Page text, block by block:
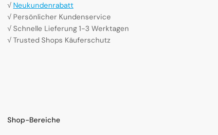
√ Neukundenrabatt
√ Persönlicher Kundenservice
√ Schnelle Lieferung 1-3 Werktagen
√ Trusted Shops Käuferschutz
Shop-Bereiche